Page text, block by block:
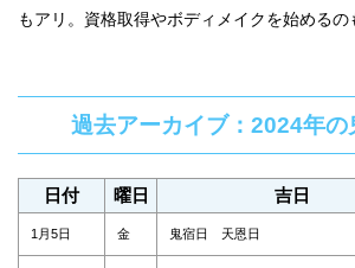
もアリ。資格取得やボディメイクを始めるの
過去アーカイブ：2024年の
日付 曜日 吉日
1月5日 金 鬼宿日 天恩日